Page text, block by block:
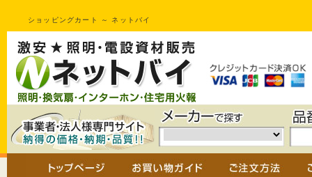
ショッピングカート ～ ネットバイ